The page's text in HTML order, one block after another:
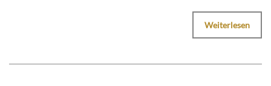
Weiterlesen